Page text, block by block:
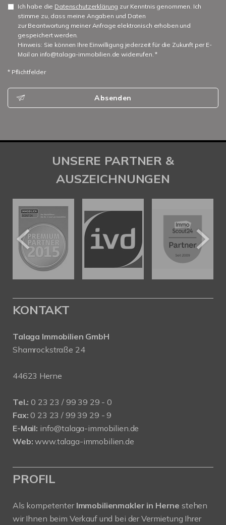
Ich habe die Datenschutzerklärung zur Kenntnis genommen. Ich
stimme zu, dass meine Angaben und Daten
zur Beantwortung meiner Anfrage elektronisch erhoben und
gespeichert werden.
Hinweis: Sie können Ihre Einwilligung jederzeit für die Zukunft per E-
Mail an info@talaga-immobilien.de widerrufen. *
* Pflichtfelder
Absenden
UNSERE PARTNER &
AUSZEICHNUNGEN
KONTAKT
Talaga Immobilien GmbH
Shamrockstraße 24
44623 Herne
Tel.: 0 23 23 / 99 39 29 - 0
Fax: 0 23 23 / 99 39 29 - 9
E-Mail: info@talaga-immobilien.de
Web: www.talaga-immobilien.de
PROFIL
Als kompetenter Immobilienmakler in Herne stehen
wir Ihnen beim Verkauf und bei der Vermietung Ihrer